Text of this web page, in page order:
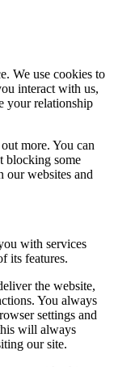
We use cookies to
interact with us,
your relationship
more. You can
blocking some
our websites and
with services
its features.
the website,
You always
settings and
will always
our site.